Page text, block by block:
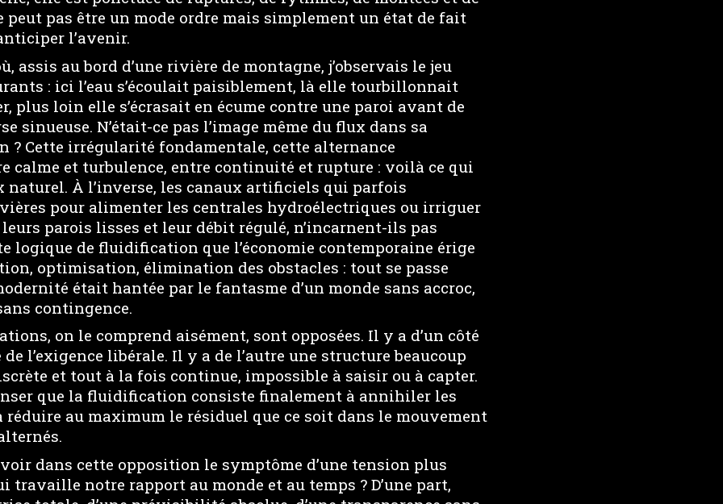
peut pas être un mode ordre mais simplement un état de fait
l’avenir.
assis au bord d’une rivière de montagne, j’observais le jeu
: ici l’eau s’écoulait paisiblement, là elle tourbillonnait
plus loin elle s’écrasait en écume contre une paroi avant de
sinueuse. N’était-ce pas l’image même du flux dans sa
? Cette irrégularité fondamentale, cette alternance
calme et turbulence, entre continuité et rupture : voilà ce qui
naturel. À l’inverse, les canaux artificiels qui parfois
pour alimenter les centrales hydroélectriques ou irriguer
parois lisses et leur débit régulé, n’incarnent-ils pas
logique de fluidification que l’économie contemporaine érige
optimisation, élimination des obstacles : tout se passe
était hantée par le fantasme d’un monde sans accroc,
contingence.
on le comprend aisément, sont opposées. Il y a d’un côté
l’exigence libérale. Il y a de l’autre une structure beaucoup
et tout à la fois continue, impossible à saisir ou à capter.
que la fluidification consiste finalement à annihiler les
réduire au maximum le résiduel que ce soit dans le mouvement
dans cette opposition le symptôme d’une tension plus
travaille notre rapport au monde et au temps ? D’une part,